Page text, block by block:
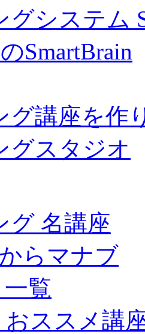
グシステム
SmartBrain
グ講座を作
グスタジオ
グ 名講座
らマナブ
覧
おススメ講